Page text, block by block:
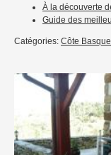
À la découverte
Guide des
Catégories: Côte Basque